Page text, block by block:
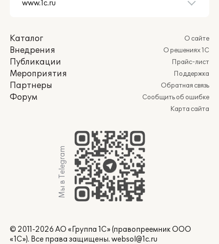
Каталог
Внедрения
Публикации
Мероприятия
Партнеры
Форум
О сайте
О решениях 1С
Прайс-лист
Поддержка
Обратная связь
Сообщить об ошибке
Карта сайта
Мы в Telegram
© 2011-2026 АО «Группа 1С» (правопреемник ООО
«1С»). Все права защищены. websol@1c.ru